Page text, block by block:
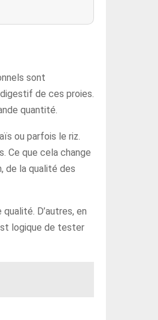
sont
de ces proies.
quantité.
ou parfois le riz.
Ce que cela change
de la qualité des
D’autres, en
logique de tester